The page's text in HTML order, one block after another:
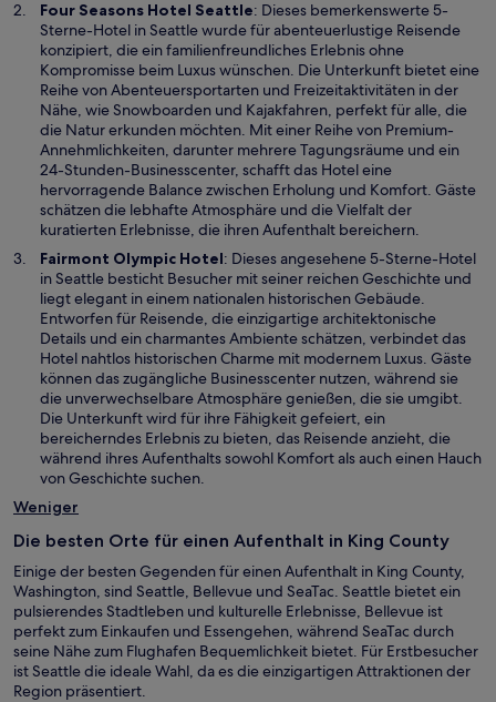
e
n
F
e
n
s
t
e
r
g
e
ö
f
f
n
e
t
Four Seasons Hotel SeattleW
i
r
d
i
n
e
i
n
e
m
n
u
e
n
F
e
n
s
t
e
r
g
f
n
e
t
: Dieses bemerkenswerte 5-
Sterne-Hotel in Seattle wurde für abenteuerlustige Reisende
konzipiert, die ein familienfreundliches Erlebnis ohne
Kompromisse beim Luxus wünschen. Die Unterkunft bietet eine
Reihe von Abenteuersportarten und Freizeitaktivitäten in der
Nähe, wie Snowboarden und Kajakfahren, perfekt für alle, die
die Natur erkunden möchten. Mit einer Reihe von Premium-
Annehmlichkeiten, darunter mehrere Tagungsräume und ein
24-Stunden-Businesscenter, schafft das Hotel eine
hervorragende Balance zwischen Erholung und Komfort. Gäste
schätzen die lebhafte Atmosphäre und die Vielfalt der
kuratierten Erlebnisse, die ihren Aufenthalt bereichern.
Fairmont Olympic HotelW
i
r
d
i
n
e
i
n
e
m
e
F
e
n
s
t
e
: Dieses angesehene 5-Sterne-Hotel
in Seattle besticht Besucher mit seiner reichen Geschichte und
liegt elegant in einem nationalen historischen Gebäude.
Entworfen für Reisende, die einzigartige architektonische
Details und ein charmantes Ambiente schätzen, verbindet das
Hotel nahtlos historischen Charme mit modernem Luxus. Gäste
können das zugängliche Businesscenter nutzen, während sie
die unverwechselbare Atmosphäre genießen, die sie umgibt.
Die Unterkunft wird für ihre Fähigkeit gefeiert, ein
bereicherndes Erlebnis zu bieten, das Reisende anzieht, die
während ihres Aufenthalts sowohl Komfort als auch einen Hauch
von Geschichte suchen.
Weniger
Die besten Orte für einen Aufenthalt in King County
Einige der besten Gegenden für einen Aufenthalt in King County,
Washington, sind Seattle, Bellevue und SeaTac. Seattle bietet ein
pulsierendes Stadtleben und kulturelle Erlebnisse, Bellevue ist
perfekt zum Einkaufen und Essengehen, während SeaTac durch
seine Nähe zum Flughafen Bequemlichkeit bietet. Für Erstbesucher
ist Seattle die ideale Wahl, da es die einzigartigen Attraktionen der
Region präsentiert.